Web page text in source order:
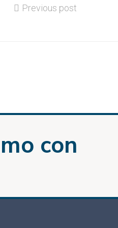
Previous post
con